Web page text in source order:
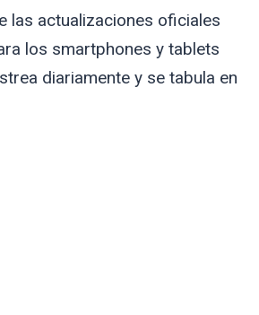
las actualizaciones oficiales
los smartphones y tablets
diariamente y se tabula en